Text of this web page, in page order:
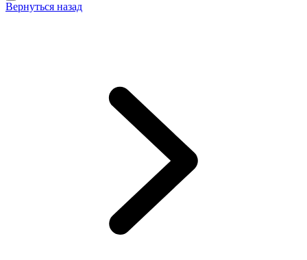
Вернуться назад